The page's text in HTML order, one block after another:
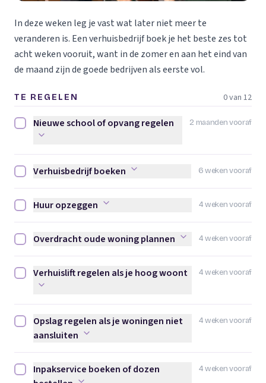
In deze weken leg je vast wat later niet meer te
veranderen is. Een verhuisbedrijf boek je het beste zes tot
acht weken vooruit, want in de zomer en aan het eind van
de maand zijn de goede bedrijven als eerste vol.
TE REGELEN 0 van 12
2 maanden vooraf
Nieuwe school of opvang regelen afvinken
Nieuwe school of opvang regelen
6 weken vooraf
Verhuisbedrijf boeken afvinken
Verhuisbedrijf boeken
4 weken vooraf
Huur opzeggen afvinken
Huur opzeggen
4 weken vooraf
Overdracht oude woning plannen afvinken
Overdracht oude woning plannen
4 weken vooraf
Verhuislift regelen als je hoog woont afvinken
Verhuislift regelen als je hoog woont
4 weken vooraf
Opslag regelen als je woningen niet aansluiten afvinken
Opslag regelen als je woningen niet
aansluiten
4 weken vooraf
Inpakservice boeken of dozen bestellen afvinken
Inpakservice boeken of dozen